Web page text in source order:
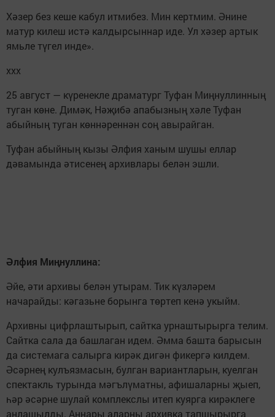
Хәзер без кеше кабул итмибез. Мин кертмим. Әнине
матур килеш истә калдырсыннар иде. Ул хәзер артык
ямьле түгел инде».
ххх
25 август — күренекле драматург Туфан Миңнуллинның
туган көне. Димәк, Нәҗибә апабызның хәле Туфан
абыйның туган көннәреннән соң авырайган.
Туфан абыйның кызы Әлфия ханым шушы еллар
дәвамында әтисенең архивлары белән эшли.
Әлфия Миңнуллина:
Әйе, әти архивы белән утырам. Тик күзләрем
начарайды: кәгазьне борынга төртеп кенә укыйм.
Архивны цифрлаштырып, сайтка урнаштырырга телим.
Сайтка сала да башлаган идем. Әмма башта барысын
да системага салырга кирәк дигән фикергә килдем.
Әсәрнең кулъязмасын, булган вариантларын, куелган
спектакль турында мәгълүматны, афишаларны җыеп,
һәр әсәрне шулай комплекслы итеп куярга кирәклеге
аңлашылды. Аннары аларны архивка тапшырырга